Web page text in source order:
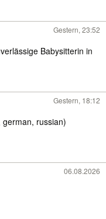
Gestern, 23:52
Babysitterin in
Gestern, 18:12
russian)
06.08.2026